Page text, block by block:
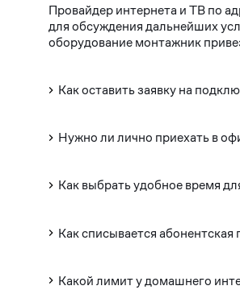
Провайдер интернета и ТВ по
для обсуждения дальнейших
оборудование монтажник
Как оставить заявку на
Нужно ли лично приехать в
Как выбрать удобное время
Как списывается абонентская
Какой лимит у домашнего